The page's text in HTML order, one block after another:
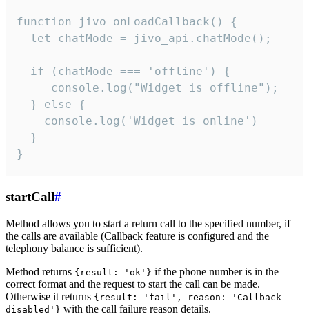
function jivo_onLoadCallback() {
  let chatMode = jivo_api.chatMode();
  if (chatMode === 'offline') {
     console.log("Widget is offline");
  } else {
    console.log('Widget is online')
  }
}
startCall#
Method allows you to start a return call to the specified number, if
the calls are available (Callback feature is configured and the
telephony balance is sufficient).
Method returns {result: 'ok'} if the phone number is in the
correct format and the request to start the call can be made.
Otherwise it returns {result: 'fail', reason: 'Callback
disabled'} with the call failure reason details.